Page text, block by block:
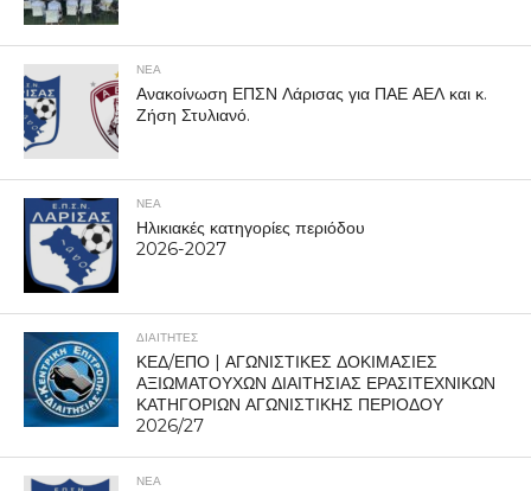
ΝΕΑ
Ανακοίνωση ΕΠΣΝ Λάρισας για ΠΑΕ ΑΕΛ και κ.
Ζήση Στυλιανό.
ΝΕΑ
Ηλικιακές κατηγορίες περιόδου
2026-2027
ΔΙΑΙΤΗΤΕΣ
ΚΕΔ/ΕΠΟ | ΑΓΩΝΙΣΤΙΚΕΣ ΔΟΚΙΜΑΣΙΕΣ
ΑΞΙΩΜΑΤΟΥΧΩΝ ΔΙΑΙΤΗΣΙΑΣ ΕΡΑΣΙΤΕΧΝΙΚΩΝ
ΚΑΤΗΓΟΡΙΩΝ ΑΓΩΝΙΣΤΙΚΗΣ ΠΕΡΙΟΔΟΥ
2026/27
ΝΕΑ